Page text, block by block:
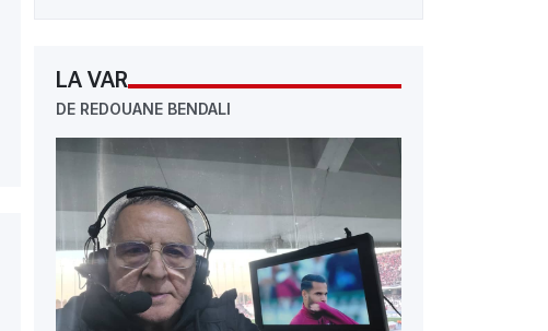
LA VAR
DE REDOUANE BENDALI